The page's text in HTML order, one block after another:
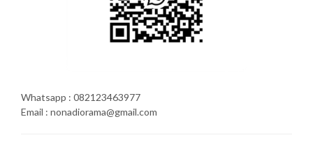
Whatsapp : 082123463977
Email : nonadiorama@gmail.com